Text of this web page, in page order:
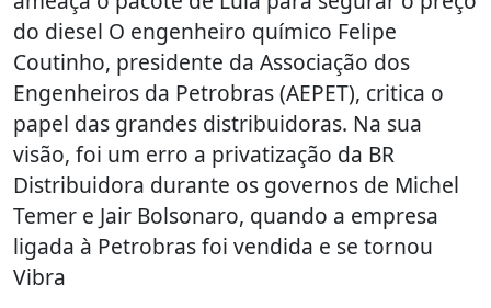
do diesel O engenheiro químico Felipe
Coutinho, presidente da Associação dos
Engenheiros da Petrobras (AEPET), critica o
papel das grandes distribuidoras. Na sua
visão, foi um erro a privatização da BR
Distribuidora durante os governos de Michel
Temer e Jair Bolsonaro, quando a empresa
ligada à Petrobras foi vendida e se tornou
Vibra